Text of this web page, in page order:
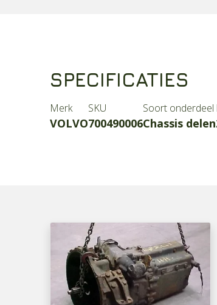
SPECIFICATIES
Merk
VOLVO
SKU
700490006
Soort onderdeel
Chassis delen